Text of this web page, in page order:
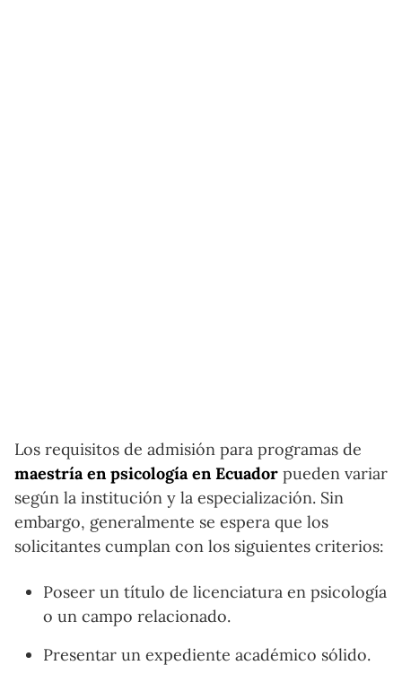
Los requisitos de admisión para programas de
maestría en psicología en Ecuador pueden variar
según la institución y la especialización. Sin
embargo, generalmente se espera que los
solicitantes cumplan con los siguientes criterios:
Poseer un título de licenciatura en psicología
o un campo relacionado.
Presentar un expediente académico sólido.